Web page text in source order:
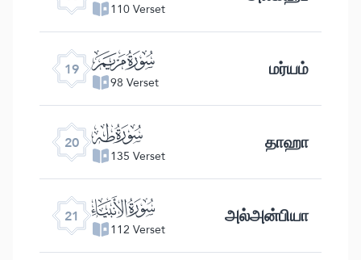
110 Verset
19 ﮟ
98 Verset மர்யம்
20 ﮠ
135 Verset தாஹா
21 ﮡ
112 Verset அல்அன்பியா